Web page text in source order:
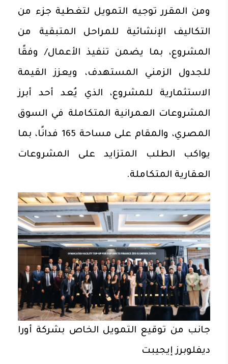
ومن المقرر توجيه التمويل لتغطية جزء من
التكاليف الإنشائية للمراحل المتبقية من
المشروع، بما يضمن تنفيذ الأعمال/ وفقًا
للجدول الزمني المستهدف، ويعزز القيمة
الاستثمارية للمشروع، الذي يُعد أحد أبرز
المشروعات العمرانية المتكاملة في السوق
المصري، والمقام على مساحة 165 فدانًا، بما
يواكب الطلب المتزايد على المشروعات
العقارية المتكاملة.
جانب من توقيع التمويل الخاص بشركة أورا
ديفلوبرز إيجيبت